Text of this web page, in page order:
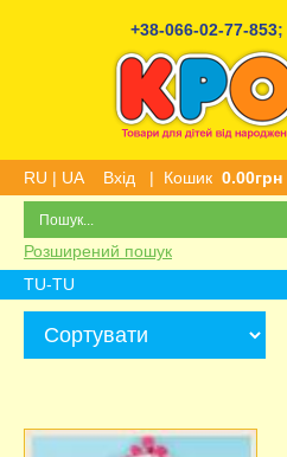
+38-066-02-77-853;
RU | UA Вхід | Кошик 0.00грн
Розширений пошук
TU-TU